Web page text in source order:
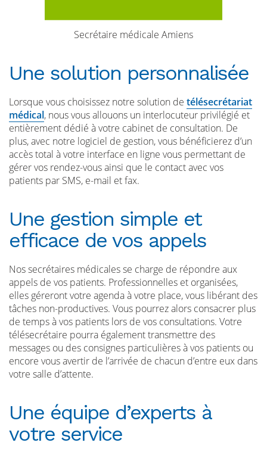
Secrétaire médicale Amiens
Une solution personnalisée
Lorsque vous choisissez notre solution de télésecrétariat
médical, nous vous allouons un interlocuteur privilégié et
entièrement dédié à votre cabinet de consultation. De
plus, avec notre logiciel de gestion, vous bénéficierez d’un
accès total à votre interface en ligne vous permettant de
gérer vos rendez-vous ainsi que le contact avec vos
patients par SMS, e-mail et fax.
Une gestion simple et
efficace de vos appels
Nos secrétaires médicales se charge de répondre aux
appels de vos patients. Professionnelles et organisées,
elles géreront votre agenda à votre place, vous libérant des
tâches non-productives. Vous pourrez alors consacrer plus
de temps à vos patients lors de vos consultations. Votre
télésecrétaire pourra également transmettre des
messages ou des consignes particulières à vos patients ou
encore vous avertir de l’arrivée de chacun d’entre eux dans
votre salle d’attente.
Une équipe d’experts à
votre service